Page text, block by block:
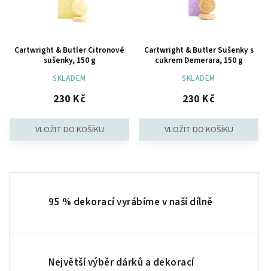
Cartwright & Butler Citronové
sušenky, 150 g
SKLADEM
230 Kč
Cartwright & Butler Sušenky s
cukrem Demerara, 150 g
SKLADEM
230 Kč
95 % dekorací vyrábíme v naší dílně
Největší výběr dárků a dekorací